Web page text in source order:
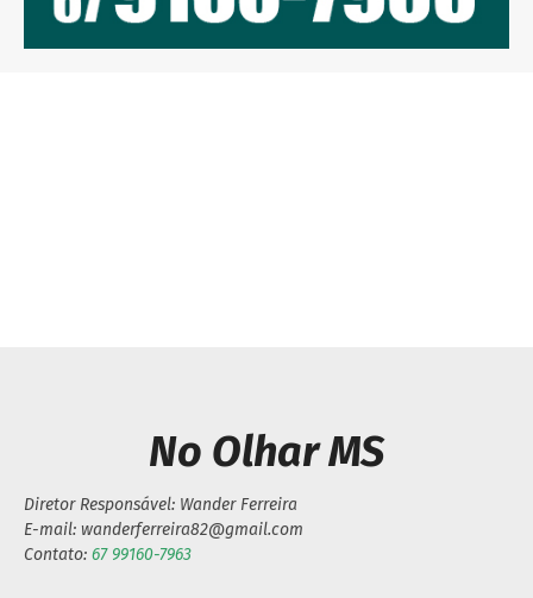
No Olhar MS
Diretor Responsável: Wander Ferreira
E-mail: wanderferreira82@gmail.com
Contato: 67 99160-7963